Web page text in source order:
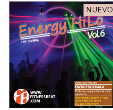
NUEVO